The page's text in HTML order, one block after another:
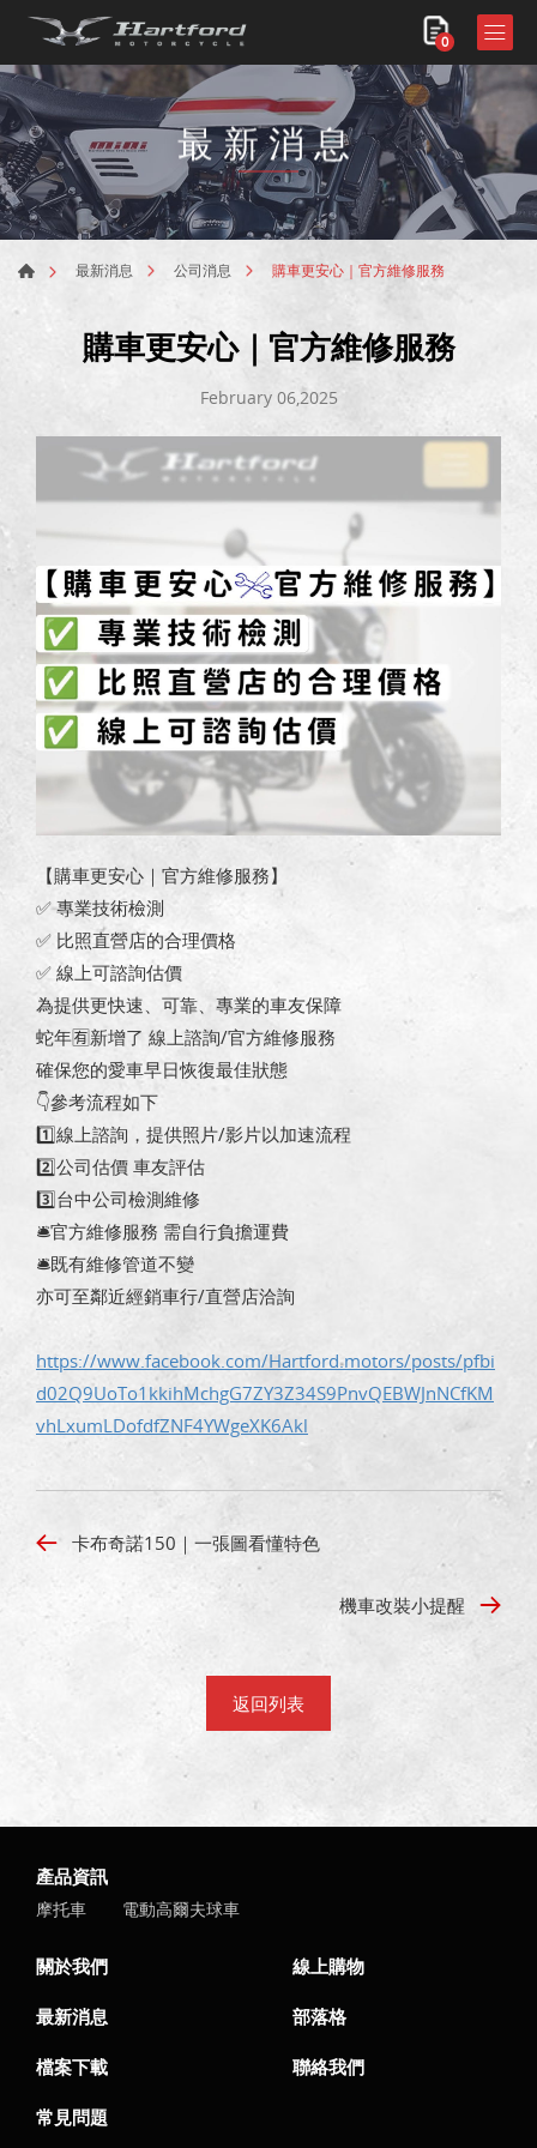
0
最新消息
最新消息 公司消息 購車更安心｜官方維修服務
購車更安心｜官方維修服務
February 06,2025
【購車更安心｜官方維修服務】
✅ 專業技術檢測
✅ 比照直營店的合理價格
✅ 線上可諮詢估價
為提供更快速、可靠、專業的車友保障
蛇年🈶新增了 線上諮詢/官方維修服務
確保您的愛車早日恢復最佳狀態
👇參考流程如下
1️⃣線上諮詢，提供照片/影片以加速流程
2️⃣公司估價 車友評估
3️⃣台中公司檢測維修
🛎官方維修服務 需自行負擔運費
🛎既有維修管道不變
亦可至鄰近經銷車行/直營店洽詢
https://www.facebook.com/Hartford.motors/posts/pfbi
d02Q9UoTo1kkihMchgG7ZY3Z34S9PnvQEBWJnNCfKM
vhLxumLDofdfZNF4YWgeXK6Akl
卡布奇諾150｜一張圖看懂特色
機車改裝小提醒
返回列表
產品資訊
摩托車 電動高爾夫球車
關於我們 線上購物
最新消息 部落格
檔案下載 聯絡我們
常見問題